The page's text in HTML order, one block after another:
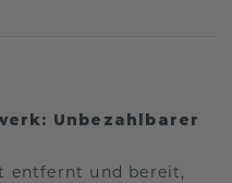
Unbezahlbarer
entfernt und bereit,